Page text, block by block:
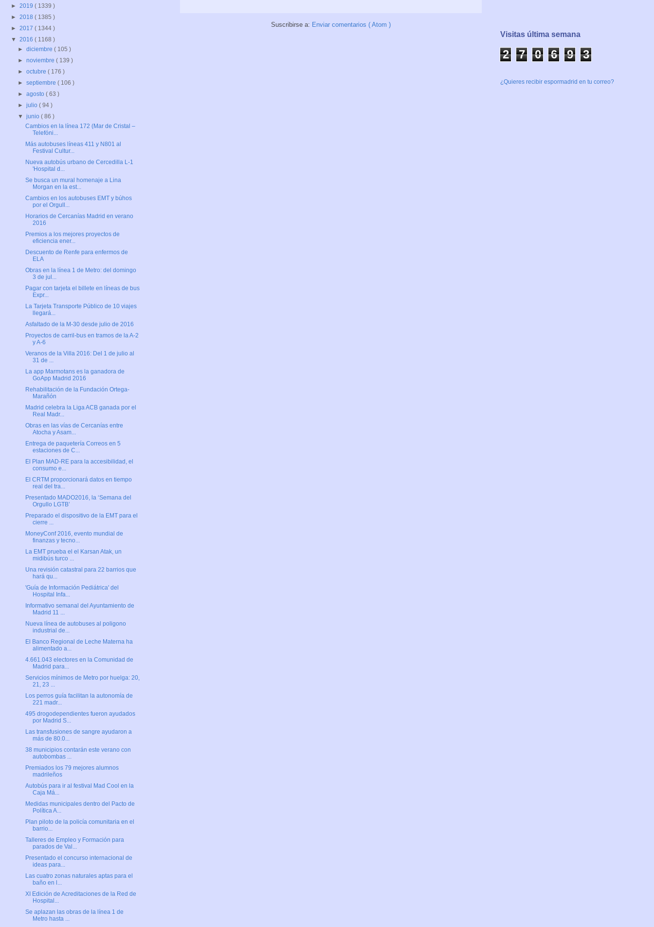
Suscribirse a: Enviar comentarios ( Atom )
► 2019 ( 1339 )
► 2018 ( 1385 )
► 2017 ( 1344 )
▼ 2016 ( 1168 )
►diciembre( 105 )
►noviembre( 139 )
►octubre( 176 )
►septiembre( 106 )
►agosto( 63 )
►julio( 94 )
▼junio( 86 )
Cambios en la línea 172 (Mar de Cristal –
Telefóni...
Más autobuses líneas 411 y N801 al
Festival Cultur...
Nueva autobús urbano de Cercedilla L-1
'Hospital d...
Se busca un mural homenaje a Lina
Morgan en la est...
Cambios en los autobuses EMT y búhos
por el Orgull...
Horarios de Cercanías Madrid en verano
2016
Premios a los mejores proyectos de
eficiencia ener...
Descuento de Renfe para enfermos de
ELA
Obras en la línea 1 de Metro: del domingo
3 de jul...
Pagar con tarjeta el billete en líneas de bus
Expr...
La Tarjeta Transporte Público de 10 viajes
llegará...
Asfaltado de la M-30 desde julio de 2016
Proyectos de carril-bus en tramos de la A-2
y A-6
Veranos de la Villa 2016: Del 1 de julio al
31 de ...
La app Marmotans es la ganadora de
GoApp Madrid 2016
Rehabilitación de la Fundación Ortega-
Marañón
Madrid celebra la Liga ACB ganada por el
Real Madr...
Obras en las vías de Cercanías entre
Atocha y Asam...
Entrega de paquetería Correos en 5
estaciones de C...
El Plan MAD-RE para la accesibilidad, el
consumo e...
El CRTM proporcionará datos en tiempo
real del tra...
Presentado MADO2016, la ‘Semana del
Orgullo LGTB’
Preparado el dispositivo de la EMT para el
cierre ...
MoneyConf 2016, evento mundial de
finanzas y tecno...
La EMT prueba el el Karsan Atak, un
midibús turco ...
Una revisión catastral para 22 barrios que
hará qu...
'Guía de Información Pediátrica' del
Hospital Infa...
Informativo semanal del Ayuntamiento de
Madrid 11 ...
Nueva línea de autobuses al poligono
industrial de...
El Banco Regional de Leche Materna ha
alimentado a...
4.661.043 electores en la Comunidad de
Madrid para...
Servicios mínimos de Metro por huelga: 20,
21, 23 ...
Los perros guía facilitan la autonomía de
221 madr...
495 drogodependientes fueron ayudados
por Madrid S...
Las transfusiones de sangre ayudaron a
más de 80.0...
38 municipios contarán este verano con
autobombas ...
Premiados los 79 mejores alumnos
madrileños
Autobús para ir al festival Mad Cool en la
Caja Má...
Medidas municipales dentro del Pacto de
Política A...
Plan piloto de la policía comunitaria en el
barrio...
Talleres de Empleo y Formación para
parados de Val...
Presentado el concurso internacional de
ideas para...
Las cuatro zonas naturales aptas para el
baño en l...
XI Edición de Acreditaciones de la Red de
Hospital...
Se aplazan las obras de la línea 1 de
Metro hasta ...
Visitas última semana
2 7 0 6 9 3
¿Quieres recibir espormadrid en tu correo?